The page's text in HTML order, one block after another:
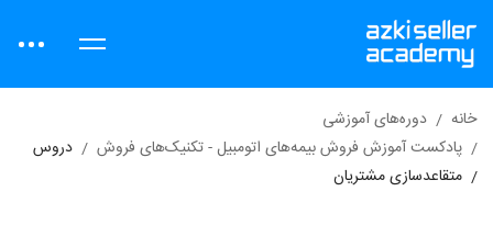
خانه
دوره‌های آموزشی
پادکست آموزش فروش بیمه‌های اتومبیل - تکنیک‌های فروش
دروس
متقاعدسازی مشتریان